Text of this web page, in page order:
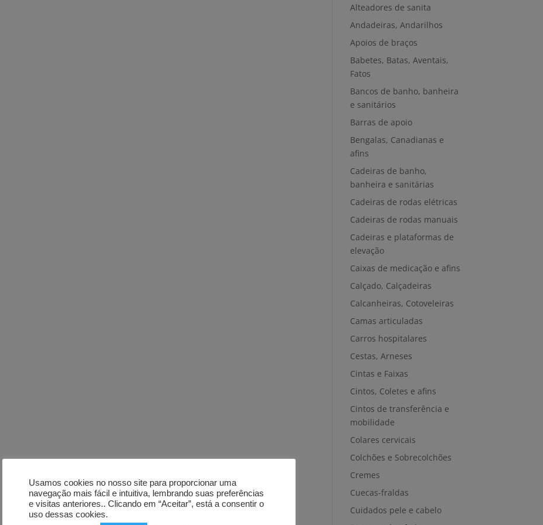
Alteadores de sanita
Andadeiras, Andarilhos
Apoios de braços
Babetes, Batas, Aventais,
Fatos
Bancos de banho, banheira
e sanitários
Barras de apoio
Bengalas, Canadianas e
afins
Cadeiras de banho,
banheira e sanitárias
Cadeiras de rodas elétricas
Cadeiras de rodas manuais
Cadeiras e plataformas de
elevação
Caixas de medicação e afins
Calçado, Calçadeiras
Calcanheiras, Cotoveleiras
Camas articuladas
Carros hospitalares
Cestas, Arneses
Cintas e Faixas
Cintos, Coletes e afins
Cintos de transferência e
mobilidade
Colares cervicais
Colchões e Sobrecolchões
Cremes
Cuecas-fraldas
Cuidados pele e cabelo
Usamos cookies no nosso site para proporcionar uma
navegação mais fácil e intuitiva, lembrando suas preferências
e visitas anteriores.. Clicando em “Aceitar”, está a consentir o
uso dessas cookies.